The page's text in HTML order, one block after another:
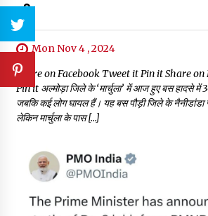
की
Mon Nov 4 , 2024
Share on Facebook Tweet it Pin it Share
Pin it अल्मोड़ा जिले के ‘मार्चुला’ में आज हुए बस हादसे में
जबकि कई लोग घायल हैं। यह बस पौड़ी जिले के नैनीडांडा
लेकिन मार्चुला के पास […]